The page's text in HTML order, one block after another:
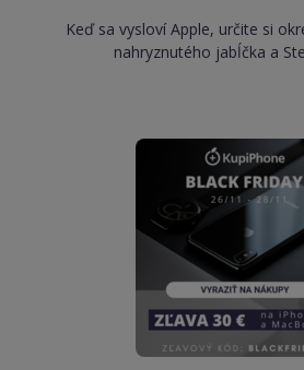
Keď sa vysloví Apple, určite si
nahryznutého jabĺčka a